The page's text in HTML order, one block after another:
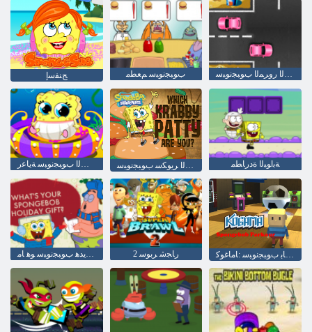
ﺞﻨﻔﺳﺇ ﺏﻮﺒﺠﻧﻮﺒﺳ ﻢﻌﻄﻣ ﻰﺿﻮﻔﻟﺍ ﺭﻭﺮﻤﻟﺍ ﺏﻮﺒﺠﻧﻮﺒﺳ
ﻞﻔﻄﻟﺍ ﺏﻮﺒﺠﻧﻮﺒﺳ ﺔﻳﺎﻋﺭ ﺔﺑﺍﻮﺒﻟﺍ ﺓﺩﺭﺎﻄﻣ
؟ﺹﺎﺨﻟﺍ ﺪﻴﻌﻟﺍ ﺔﻳﺪﻫ ﺏﻮﺒﺠﻧﻮﺒﺳ ﻮﻫ ﺎﻣ 2 ﺭﺎﺠﺷ ﺮﺑﻮﺳ ﺭﻮﻛﺭﺎﺑ ﺏﻮﺒﺠﻧﻮﺒﺳ :ﺎﻣﺎﻏﻮﻛ